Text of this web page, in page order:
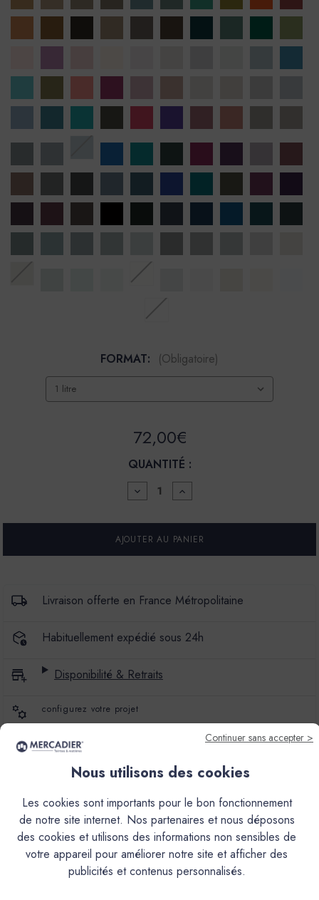
FORMAT: (Obligatoire)
72,00€
QUANTITÉ :
DIMINUER
LA
POUR
LA
-
BRILLANT
AUGMENTER
LA
POUR
LA
-
BRILLANT
Livraison offerte en France Métropolitaine
Habituellement expédié sous 24h
Disponibilité & Retraits
configurez votre projet
Avis produit
Paiement sécurisé
Retours
Continuer sans accepter >
Nous utilisons des cookies
Les cookies sont importants pour le bon fonctionnement
de notre site internet. Nos partenaires et nous déposons
des cookies et utilisons des informations non sensibles de
votre appareil pour améliorer notre site et afficher des
publicités et contenus personnalisés.